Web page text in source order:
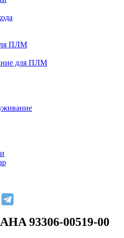
ПЛМ
для ПЛМ
93306-00519-00